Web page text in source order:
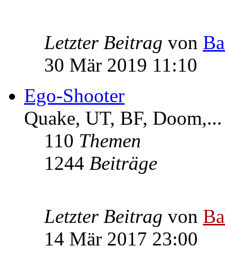
Letzter Beitrag von
30 Mär 2019 11:10
Ego-Shooter
Quake, UT, BF, Doom,...
110 Themen
1244 Beiträge
Letzter Beitrag von
14 Mär 2017 23:00